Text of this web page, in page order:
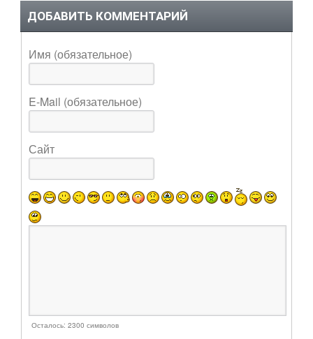
ДОБАВИТЬ КОММЕНТАРИЙ
Имя (обязательное)
E-Mail (обязательное)
Сайт
Осталось: 2300 символов